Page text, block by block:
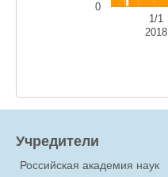
1/1
2018
0
Учредители
Российская академия наук